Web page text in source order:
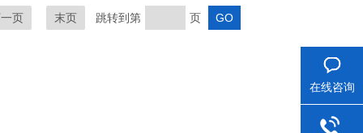
页 末页 跳转到第 页
在线咨询